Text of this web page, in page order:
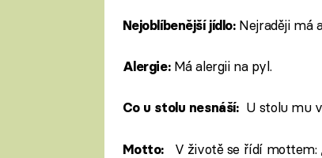
Nejoblíbenější jídlo:Nejraději má
Alergie:Má alergii na pyl.
Co u stolu nesnáší:U stolu mu
Motto:V životě se řídí mottem: